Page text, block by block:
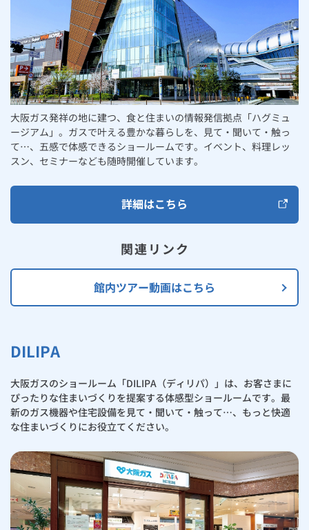
大阪ガス発祥の地に建つ、食と住まいの情報発信拠点「ハグミュ
ージアム」。ガスで叶える豊かな暮らしを、見て・聞いて・触っ
て…、五感で体感できるショールームです。イベント、料理レッ
スン、セミナーなども随時開催しています。
詳細はこちら
関連リンク
館内ツアー動画はこちら
DILIPA
大阪ガスのショールーム「DILIPA（ディリパ）」は、お客さまに
ぴったりな住まいづくりを提案する体感型ショールームです。最
新のガス機器や住宅設備を見て・聞いて・触って…、もっと快適
な住まいづくりにお役立てください。